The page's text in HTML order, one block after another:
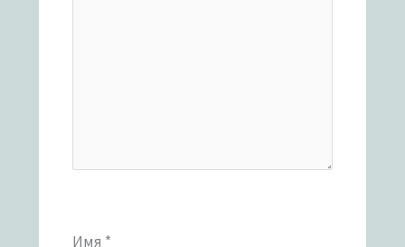
Имя *